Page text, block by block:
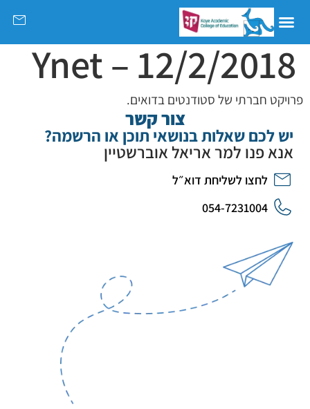
Ynet – 12/2/2018
פרויקט חברתי של סטודנטים בדואים.
צור קשר
יש לכם שאלות בנושאי תוכן או הרשמה?
אנא פנו למר אריאל אוברשטיין
לחצו לשליחת דוא״ל
054-7231004